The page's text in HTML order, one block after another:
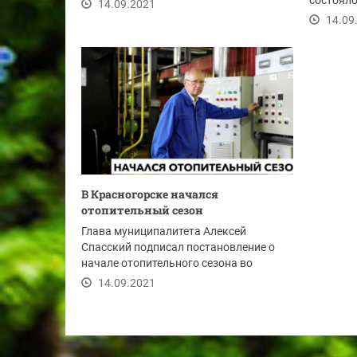
14.09.2021
В Красногорске начался
отопительный сезон
Глава муниципалитета Алексей
Спасский подписал постановление о
начале отопительного сезона во
вторник, 14 сентября.
14.09.2021